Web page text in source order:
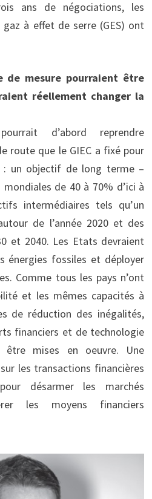
ans de négociations, les
à effet de serre (GES) ont
de mesure pourraient être
réellement changer la
d’abord reprendre
route que le GIEC a fixé pour
: un objectif de long terme –
de 40 à 70% d’ici à
intermédiaires tels qu’un
de l’année 2020 et des
et 2040. Les Etats devraient
énergies fossiles et déployer
Comme tous les pays n’ont
et les mêmes capacités à
de réduction des inégalités,
financiers et de technologie
être mises en oeuvre. Une
les transactions financières
désarmer les marchés
les moyens financiers